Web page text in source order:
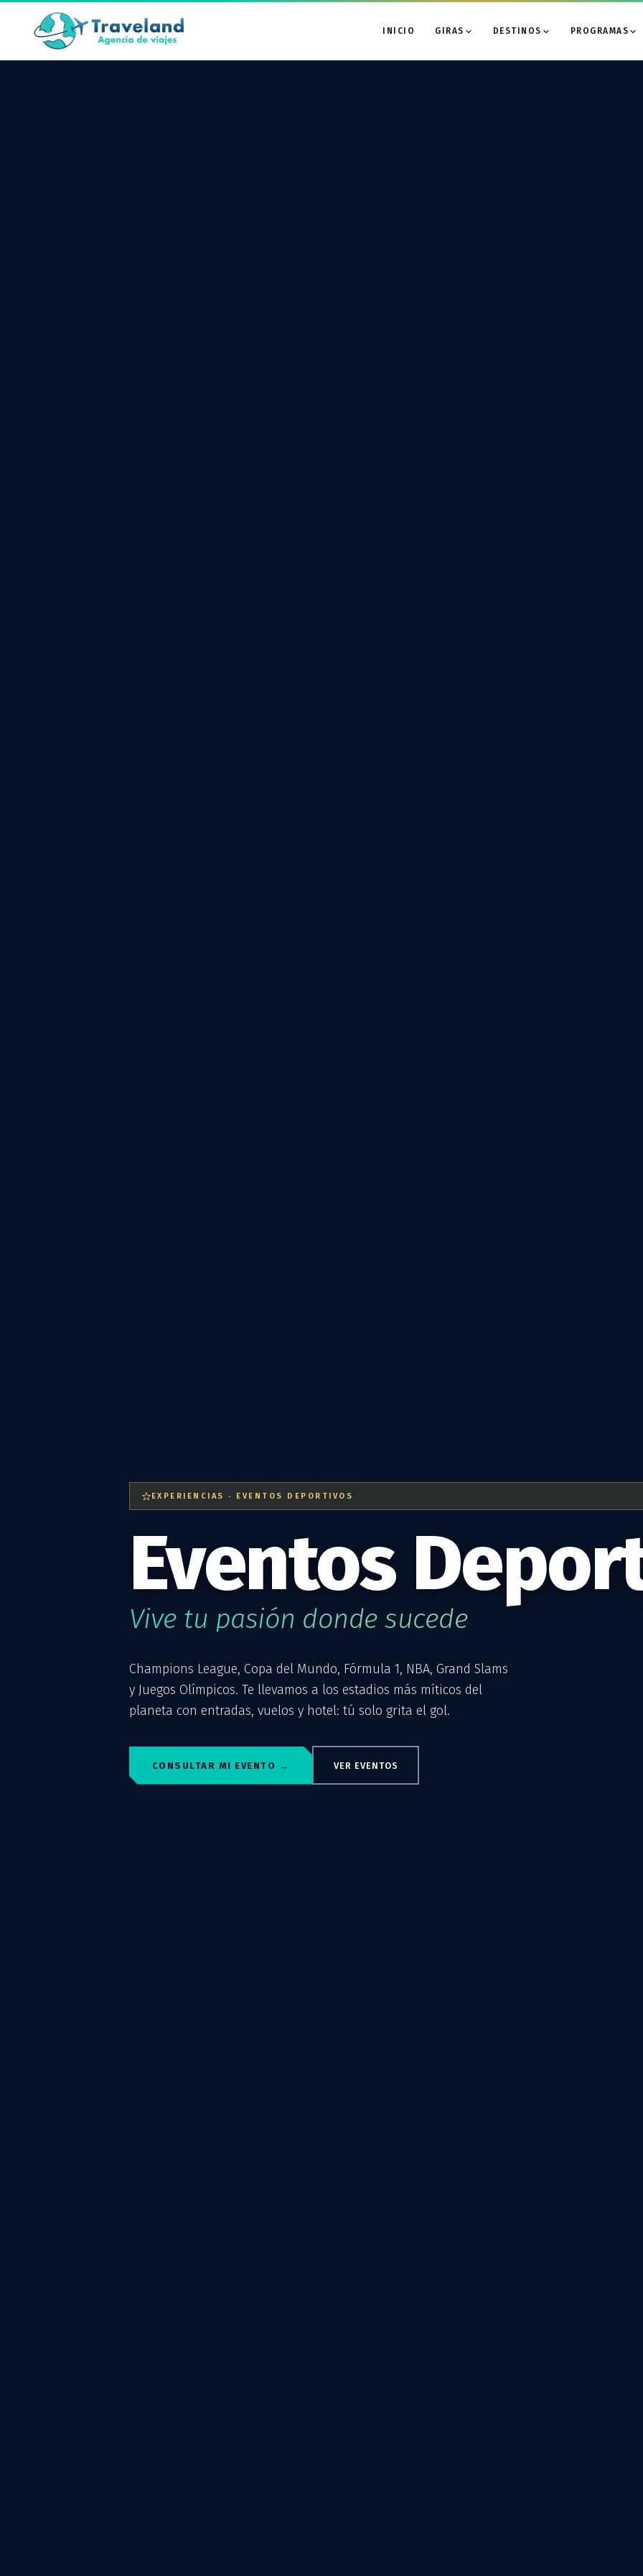
EXPERIENCIAS · EVENTOS DEPORTIVOS
Eventos
Vive tu pasión donde sucede
Champions League, Copa del Mundo, Fórmula 1, NBA, Grand Slams
y Juegos Olímpicos. Te llevamos a los estadios más míticos del
planeta con entradas, vuelos y hotel: tú solo grita el gol.
CONSULTAR MI EVENTO → VER EVENTOS
INICIO GIRAS DESTINOS PROGRAMAS